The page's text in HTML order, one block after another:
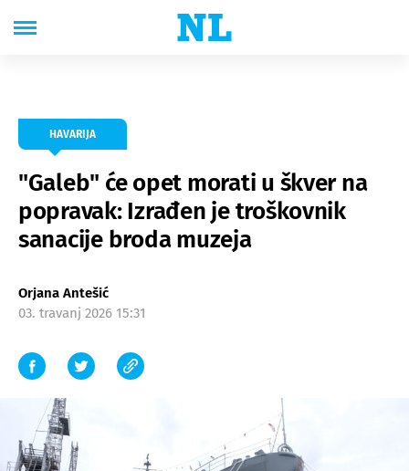
HAVARIJA
"Galeb" će opet morati u škver na
popravak: Izrađen je troškovnik
sanacije broda muzeja
Orjana Antešić
03. travanj 2026 15:31